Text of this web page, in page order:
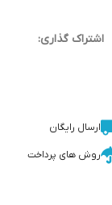
اشتراک گذاری:
ارسال رایگان
روش های پرداخت